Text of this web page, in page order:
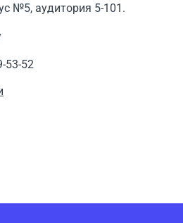
№5, аудитория 5-101.
53-52